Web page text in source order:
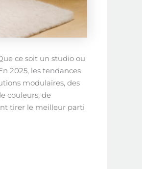
ce soit un studio ou
2025, les tendances
modulaires, des
couleurs, de
tirer le meilleur parti